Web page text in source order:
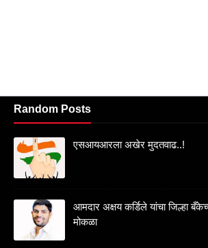
Random Posts
एसआयआरला अखेर मुदतवाढ..!
आमदार अक्षय कर्डिले यांचा जिल्हा
मोकळा